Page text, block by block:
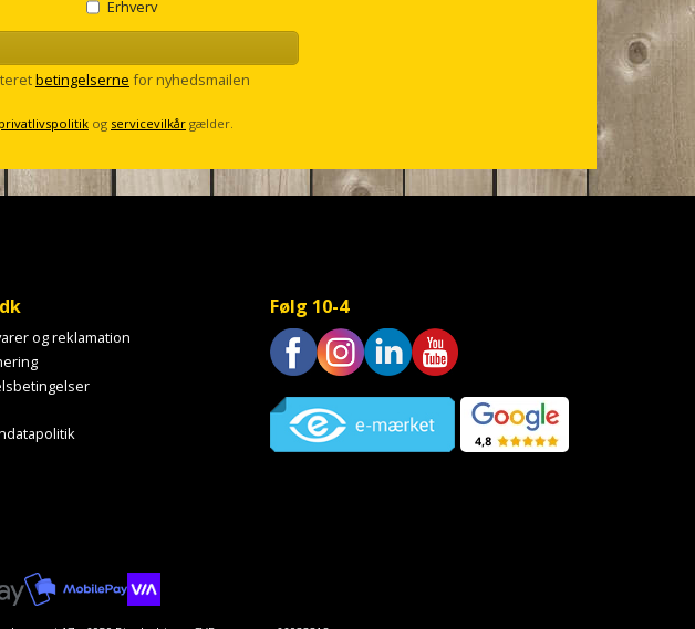
Erhverv
betingelserne for nyhedsmailen
og servicevilkår gælder.
og reklamation
Følg 10-4